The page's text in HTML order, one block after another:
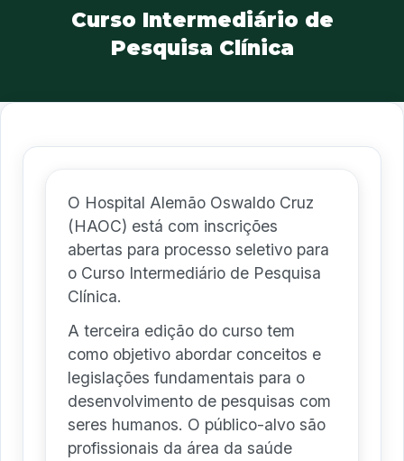
Curso Intermediário de
Pesquisa Clínica
O Hospital Alemão Oswaldo Cruz
(HAOC) está com inscrições
abertas para processo seletivo para
o Curso Intermediário de Pesquisa
Clínica.
A terceira edição do curso tem
como objetivo abordar conceitos e
legislações fundamentais para o
desenvolvimento de pesquisas com
seres humanos. O público-alvo são
profissionais da área da saúde